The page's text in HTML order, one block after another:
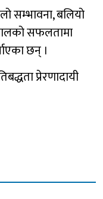
सम्भावना, बलियो
सफलतामा
छन् ।
प्रेरणादायी